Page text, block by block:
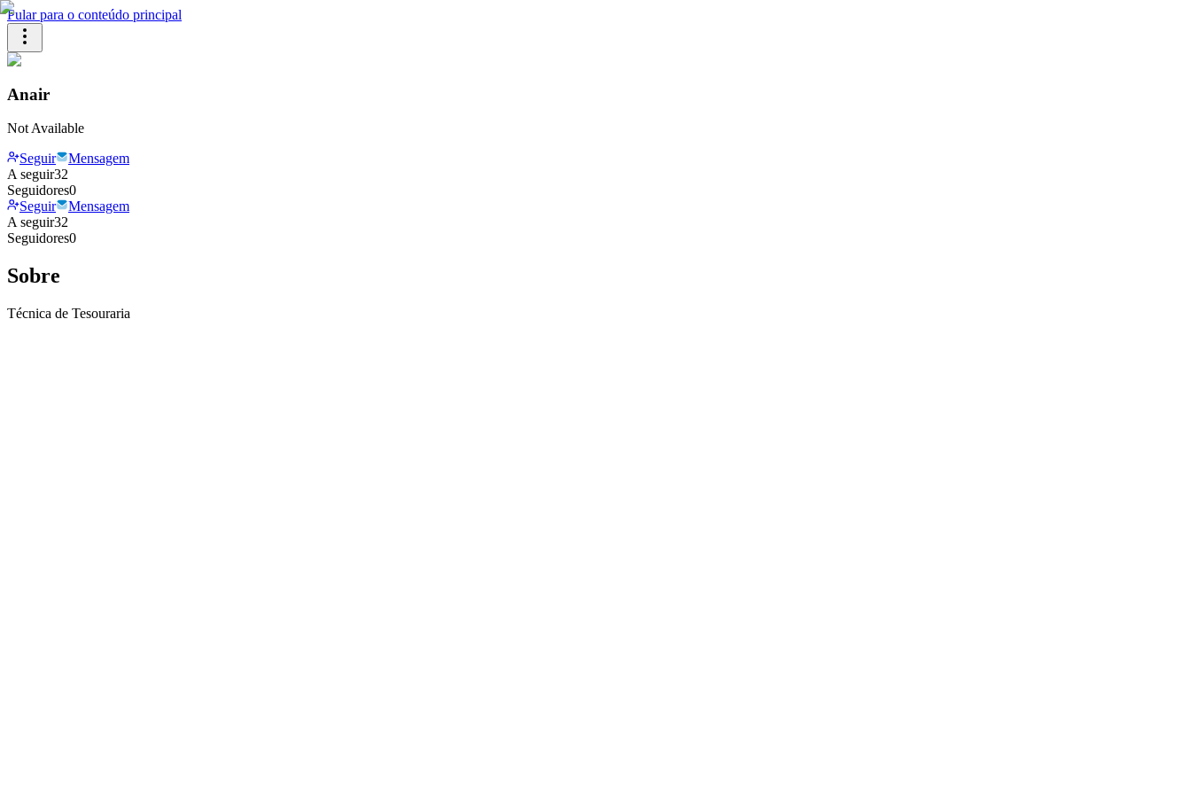
Pular para o conteúdo principal
Anair
Not Available
Seguir
Mensagem
A seguir32
Seguidores0
Seguir
Mensagem
A seguir32
Seguidores0
Sobre
Técnica de Tesouraria